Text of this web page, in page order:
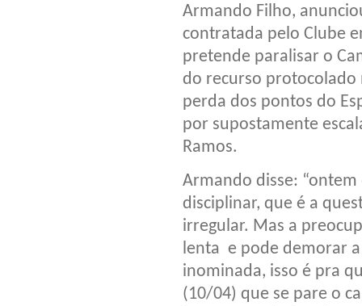
Armando Filho,
contratada pelo Clube
pretende paralisar o
do recurso protocolado
perda dos pontos do
por supostamente
Ramos.
Armando disse:
disciplinar, que é a
irregular. Mas a
lenta e pode demorar
inominada, isso é pra
(10/04) que se pare o